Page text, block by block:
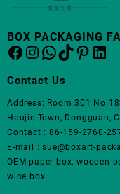
体。
可
BOX PACKAGING
Facebook
Instagram
WhatsApp
TikTok
Contact Us
Address: Room 301
Houjie Town, Dongguan,
Contact : 86-159-2760-
E-mail : sue@boxart-
OEM paper box, wooden
wine box.